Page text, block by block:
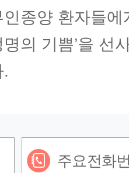
인종양 환자들에
의 기쁨’을 선
주요전화